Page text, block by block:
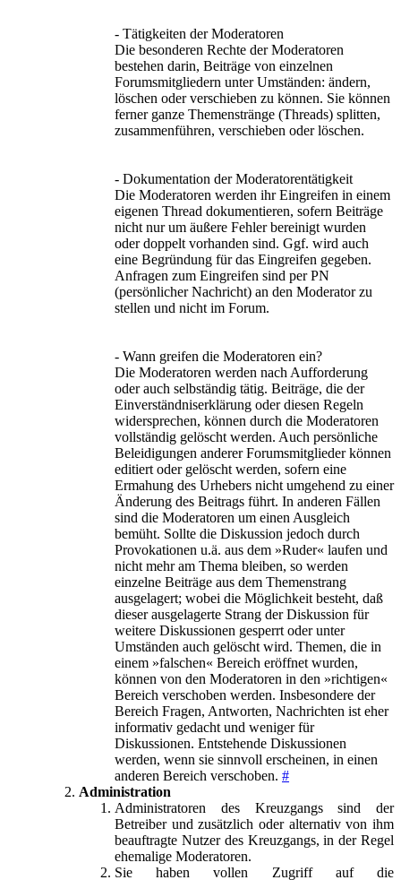
- Tätigkeiten der Moderatoren
Die besonderen Rechte der Moderatoren
bestehen darin, Beiträge von einzelnen
Forumsmitgliedern unter Umständen: ändern,
löschen oder verschieben zu können. Sie können
ferner ganze Themenstränge (Threads) splitten,
zusammenführen, verschieben oder löschen.
- Dokumentation der Moderatorentätigkeit
Die Moderatoren werden ihr Eingreifen in einem
eigenen Thread dokumentieren, sofern Beiträge
nicht nur um äußere Fehler bereinigt wurden
oder doppelt vorhanden sind. Ggf. wird auch
eine Begründung für das Eingreifen gegeben.
Anfragen zum Eingreifen sind per PN
(persönlicher Nachricht) an den Moderator zu
stellen und nicht im Forum.
- Wann greifen die Moderatoren ein?
Die Moderatoren werden nach Aufforderung
oder auch selbständig tätig. Beiträge, die der
Einverständniserklärung oder diesen Regeln
widersprechen, können durch die Moderatoren
vollständig gelöscht werden. Auch persönliche
Beleidigungen anderer Forumsmitglieder können
editiert oder gelöscht werden, sofern eine
Ermahung des Urhebers nicht umgehend zu einer
Änderung des Beitrags führt. In anderen Fällen
sind die Moderatoren um einen Ausgleich
bemüht. Sollte die Diskussion jedoch durch
Provokationen u.ä. aus dem »Ruder« laufen und
nicht mehr am Thema bleiben, so werden
einzelne Beiträge aus dem Themenstrang
ausgelagert; wobei die Möglichkeit besteht, daß
dieser ausgelagerte Strang der Diskussion für
weitere Diskussionen gesperrt oder unter
Umständen auch gelöscht wird. Themen, die in
einem »falschen« Bereich eröffnet wurden,
können von den Moderatoren in den »richtigen«
Bereich verschoben werden. Insbesondere der
Bereich Fragen, Antworten, Nachrichten ist eher
informativ gedacht und weniger für
Diskussionen. Entstehende Diskussionen
werden, wenn sie sinnvoll erscheinen, in einen
anderen Bereich verschoben. #
Administration
Administratoren des Kreuzgangs sind der
Betreiber und zusätzlich oder alternativ von ihm
beauftragte Nutzer des Kreuzgangs, in der Regel
ehemalige Moderatoren.
Sie haben vollen Zugriff auf die